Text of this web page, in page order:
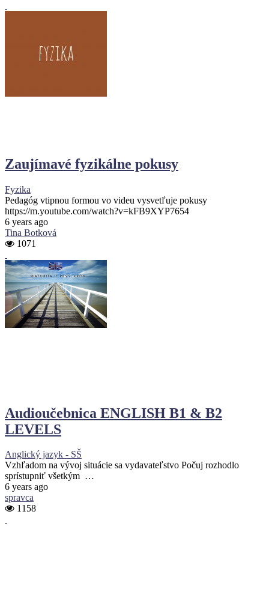
Zaujímavé fyzikálne pokusy
Fyzika
Pedagóg vtipnou formou vo videu vysvetľuje pokusy
https://m.youtube.com/watch?v=kFB9XYP7654
6 years ago
Tina Botková
1071
Audioučebnica ENGLISH B1 & B2
LEVELS
Anglický jazyk - SŠ
Vzhľadom na vývoj situácie sa vydavateľstvo Počuj rozhodlo
sprístupniť všetkým …
6 years ago
spravca
1158